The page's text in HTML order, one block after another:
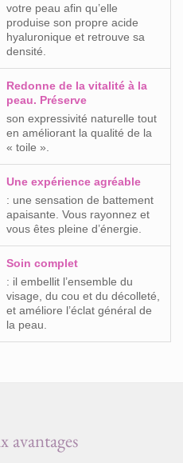
votre peau afin qu’elle
produise son propre acide
hyaluronique et retrouve sa
densité.
Redonne de la vitalité à la
peau. Préserve
son expressivité naturelle tout
en améliorant la qualité de la
« toile ».
Une expérience agréable
: une sensation de battement
apaisante. Vous rayonnez et
vous êtes pleine d’énergie.
Soin complet
: il embellit l’ensemble du
visage, du cou et du décolleté,
et améliore l’éclat général de
la peau.
avantages